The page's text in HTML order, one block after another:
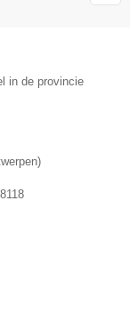
in de provincie
)